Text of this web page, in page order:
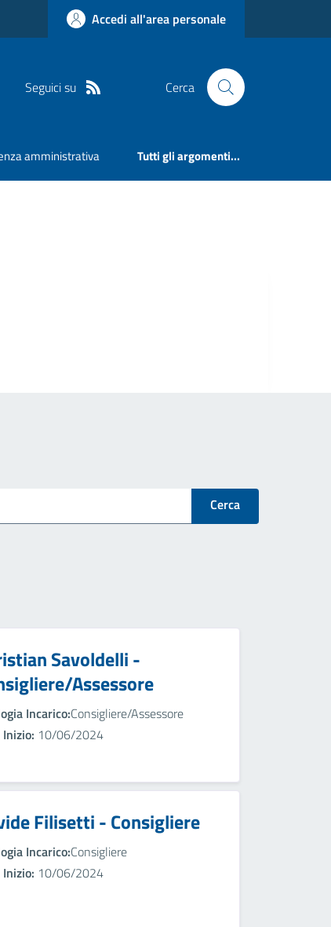
Accedi all'area personale
Seguici su Cerca
amministrativa Tutti gli argomenti...
Cerca
Savoldelli -
Assessore
Incarico:Consigliere/Assessore
10/06/2024
Filisetti - Consigliere
Incarico:Consigliere
10/06/2024